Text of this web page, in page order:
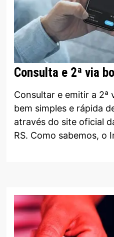
Consulta e 2ª via
Consultar e emitir a 2ª
bem simples e rápida
através do site oficial
RS. Como sabemos, o